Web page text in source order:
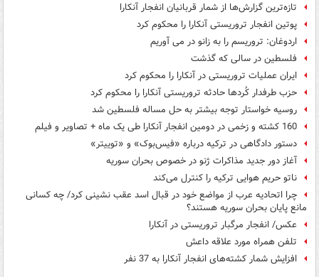
تازه‌ترین گزارش‌ها از شمار قربانیان انفجار آنکارا
پوتین انفجار تروریستی آنکارا را محکوم کرد
اردوغان: تروریسم را به زانو در می آوریم
فلسطین در سالی که گذشت
ایران عملیات تروریستی در آنکارا را محکوم کرد
حزب طرفدار کُردها حادثه تروریستی آنکارا را محکوم کرد
روسیه خواستار توجه بیشتر به حل مساله فلسطین شد
160 کشته و زخمی در دومین انفجار آنکارا طی یک ماه + تصاویر و فیلم
دستور دادگاهی در ترکیه درباره «فیس‌بوک» و «توییتر»
آغاز دور جدید مذاکرات ژنو در خصوص بحران سوریه
ناتو حریم هوایی ترکیه را کنترل می‌کند
چرا اتحادیه عرب از مواضع خود در قبال اسد عقب نشینی کرد/ چه کسانی
مانع پایان بحران سوریه هستند؟
عکس/ انفجار مرگبار تروریستی در آنکارا
تلفن همراه مورد علاقه داعش
افزایش شمار کشته‌های انفجار آنکارا به 37 نفر